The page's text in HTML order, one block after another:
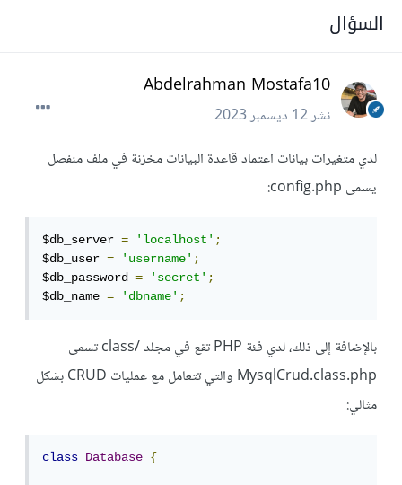
السؤال
Abdelrahman Mostafa10
نشر12 ديسمبر 2023
لدي متغيرات بيانات اعتماد قاعدة البيانات مخزنة في ملف منفصل
يسمى config.php:
$db_server = 'localhost';
$db_user = 'username';
$db_password = 'secret';
$db_name = 'dbname';
بالإضافة إلى ذلك، لدي فئة PHP تقع في مجلد /class تسمى
MysqlCrud.class.php والتي تتعامل مع عمليات CRUD بشكل
مثالي:
class Database {